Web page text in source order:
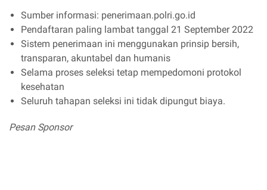
Sumber informasi: penerimaan.polri.go.id
Pendaftaran paling lambat tanggal 21 September 2022
Sistem penerimaan ini menggunakan prinsip bersih,
transparan, akuntabel dan humanis
Selama proses seleksi tetap mempedomoni protokol
kesehatan
Seluruh tahapan seleksi ini tidak dipungut biaya.
Pesan Sponsor